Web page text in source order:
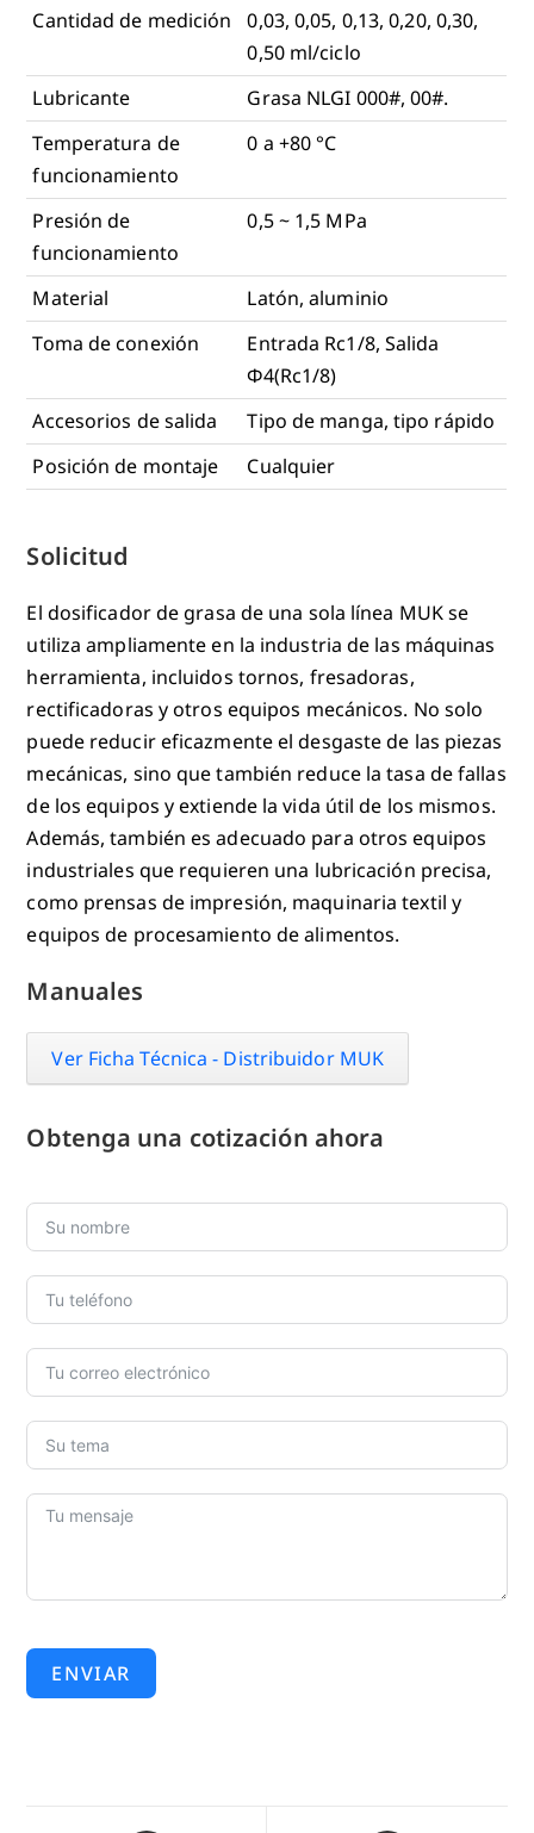
Cantidad de medición
0,03, 0,05, 0,13, 0,20, 0,30,
0,50 ml/ciclo
Lubricante
Grasa NLGI 000#, 00#.
Temperatura de
funcionamiento
0 a +80 °C
Presión de
funcionamiento
0,5 ~ 1,5 MPa
Material
Latón, aluminio
Toma de conexión
Entrada Rc1/8, Salida
Φ4(Rc1/8)
Accesorios de salida
Tipo de manga, tipo rápido
Posición de montaje
Cualquier
Solicitud
El dosificador de grasa de una sola línea MUK se
utiliza ampliamente en la industria de las máquinas
herramienta, incluidos tornos, fresadoras,
rectificadoras y otros equipos mecánicos. No solo
puede reducir eficazmente el desgaste de las piezas
mecánicas, sino que también reduce la tasa de fallas
de los equipos y extiende la vida útil de los mismos.
Además, también es adecuado para otros equipos
industriales que requieren una lubricación precisa,
como prensas de impresión, maquinaria textil y
equipos de procesamiento de alimentos.
Manuales
Ver Ficha Técnica - Distribuidor MUK
Obtenga una cotización ahora
ENVIAR